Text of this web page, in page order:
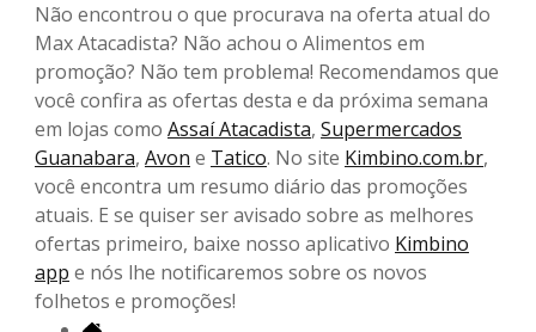
Não encontrou o que procurava na oferta atual do
Max Atacadista? Não achou o Alimentos em
promoção? Não tem problema! Recomendamos que
você confira as ofertas desta e da próxima semana
em lojas como Assaí Atacadista, Supermercados
Guanabara, Avon e Tatico. No site Kimbino.com.br,
você encontra um resumo diário das promoções
atuais. E se quiser ser avisado sobre as melhores
ofertas primeiro, baixe nosso aplicativo Kimbino
app e nós lhe notificaremos sobre os novos
folhetos e promoções!